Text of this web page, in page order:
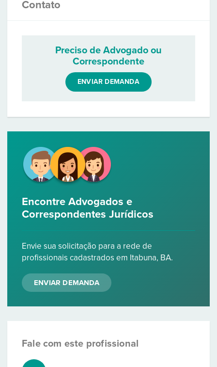
Contato
Preciso de Advogado ou
Correspondente
ENVIAR DEMANDA
Encontre Advogados e
Correspondentes Jurídicos
Envie sua solicitação para a rede de
profissionais cadastrados em Itabuna, BA.
ENVIAR DEMANDA
Fale com este profissional